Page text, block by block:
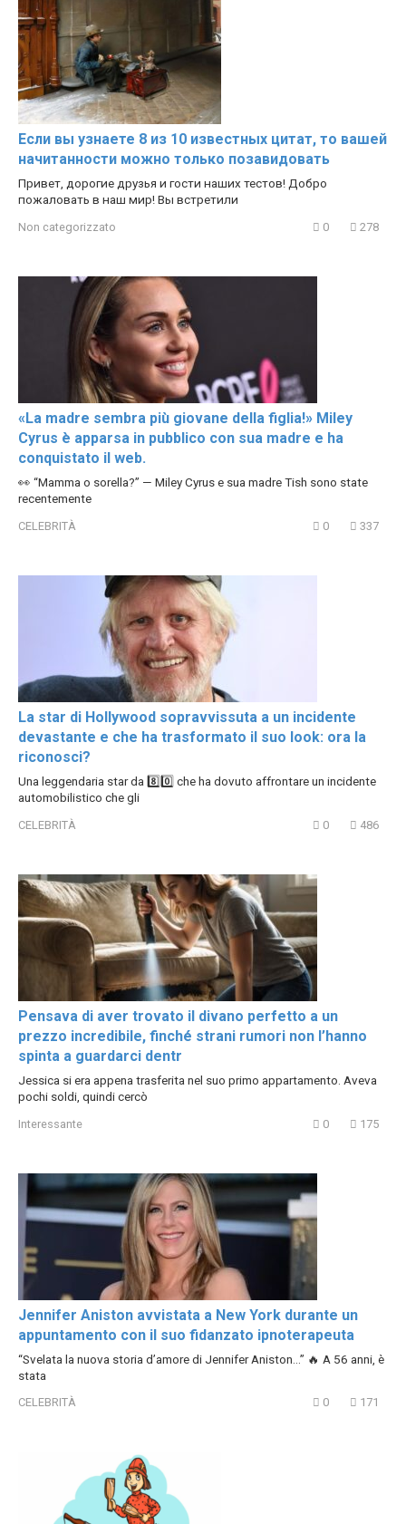
Если вы узнаете 8 из 10 известных цитат, то вашей
начитанности можно только позавидовать
Привет, дорогие друзья и гости наших тестов! Добро
пожаловать в наш мир! Вы встретили
Non categorizzato 0 278
«La madre sembra più giovane della figlia!» Miley
Cyrus è apparsa in pubblico con sua madre e ha
conquistato il web.
👀 “Mamma o sorella?” — Miley Cyrus e sua madre Tish sono state
recentemente
CELEBRITÀ 0 337
La star di Hollywood sopravvissuta a un incidente
devastante e che ha trasformato il suo look: ora la
riconosci?
Una leggendaria star da 8️⃣0️⃣ che ha dovuto affrontare un incidente
automobilistico che gli
CELEBRITÀ 0 486
Pensava di aver trovato il divano perfetto a un
prezzo incredibile, finché strani rumori non l’hanno
spinta a guardarci dentr
Jessica si era appena trasferita nel suo primo appartamento. Aveva
pochi soldi, quindi cercò
Interessante 0 175
Jennifer Aniston avvistata a New York durante un
appuntamento con il suo fidanzato ipnoterapeuta
“Svelata la nuova storia d’amore di Jennifer Aniston…” 🔥 A 56 anni, è
stata
CELEBRITÀ 0 171